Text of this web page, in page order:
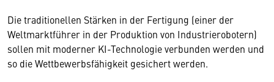
Die traditionellen Stärken in der Fertigung (einer der
Weltmarktführer in der Produktion von Industrierobotern)
sollen mit moderner KI-Technologie verbunden werden und
so die Wettbewerbsfähigkeit gesichert werden.